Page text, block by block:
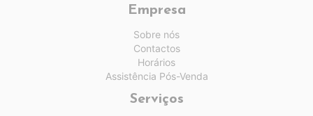
Empresa
Sobre nós
Contactos
Horários
Assistência Pós-Venda
Serviços